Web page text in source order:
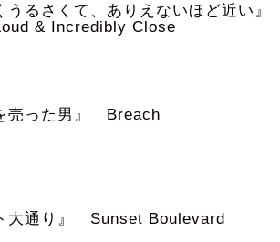
うるさくて、ありえないほど近い』
& Incredibly Close
売った男』 Breach
大通り』 Sunset Boulevard